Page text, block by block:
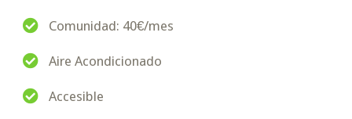
Comunidad: 40€/mes
Aire Acondicionado
Accesible